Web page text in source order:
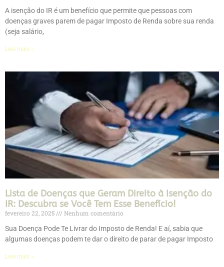
A isenção do IR é um benefício que permite que pessoas com
doenças graves parem de pagar Imposto de Renda sobre sua renda
(seja salário,
Leia mais »
Lista de Doenças que Geram Direito à Isenção do
IR: Descubra se Você Tem Esse Benefício!
fevereiro 22, 2025
Nenhum comentário
Sua Doença Pode Te Livrar do Imposto de Renda! E aí, sabia que
algumas doenças podem te dar o direito de parar de pagar Imposto
Leia mais »